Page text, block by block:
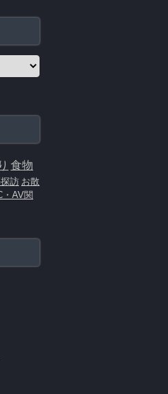
食物
訪 お散
・AV関